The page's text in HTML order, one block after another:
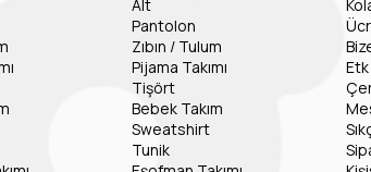
Alt
Pantolon
Zıbın / Tulum
Pijama Takımı
Tişört
Bebek Takım
Sweatshirt
Tunik
Etk